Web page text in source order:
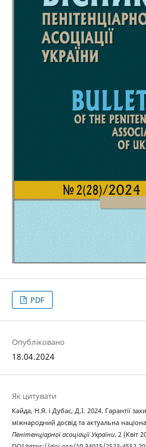
PDF
Опубліковано
18.04.2024
Як цитувати
Кайда, Н.Я. і Дубас, Д.І. 2024. Гарантії
міжнародний досвід та актуальна
Пенітенціарної асоціації України. 2 (Квіт